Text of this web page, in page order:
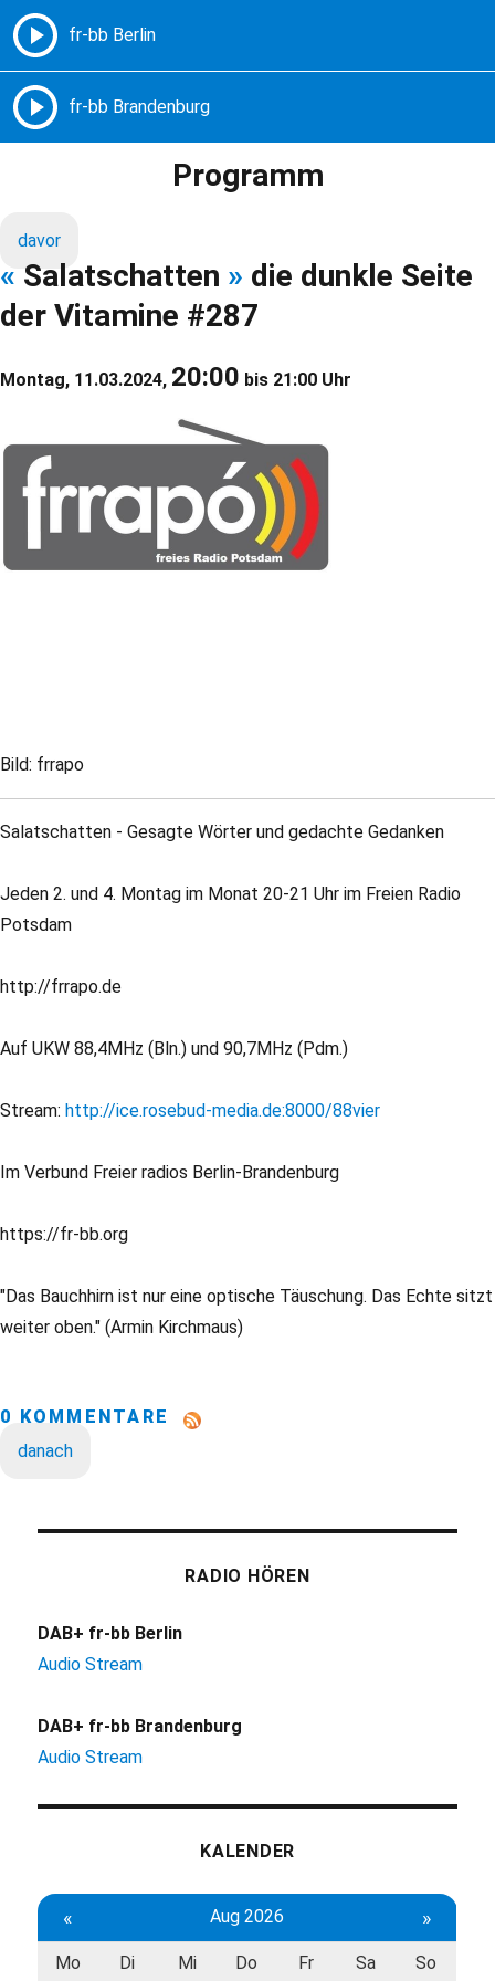
Freie Radios – Berlin Brandenburg
Programm
davor
« Salatschatten » die dunkle Seite
der Vitamine #287
Montag, 11.03.2024, 20:00 bis 21:00 Uhr
Bild: frrapo
Salatschatten - Gesagte Wörter und gedachte Gedanken
Jeden 2. und 4. Montag im Monat 20-21 Uhr im Freien Radio
Potsdam
http://frrapo.de
Auf UKW 88,4MHz (Bln.) und 90,7MHz (Pdm.)
Stream: http://ice.rosebud-media.de:8000/88vier
Im Verbund Freier radios Berlin-Brandenburg
https://fr-bb.org
"Das Bauchhirn ist nur eine optische Täuschung. Das Echte sitzt
weiter oben." (Armin Kirchmaus)
0 KOMMENTARE
danach
RADIO HÖREN
DAB+ fr-bb Berlin
Audio Stream
DAB+ fr-bb Brandenburg
Audio Stream
KALENDER
« Aug 2026 »
Mo Di Mi Do Fr Sa So